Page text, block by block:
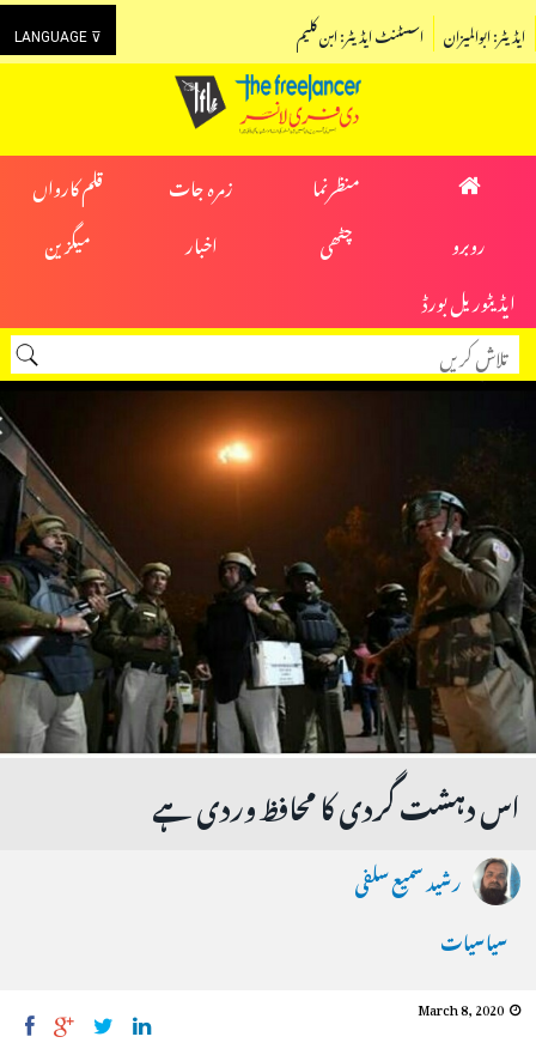
LANGUAGE ⊽ اسسٹنٹ ایڈیٹر: ابن کلیم ایڈیٹر: ابوالمیزان
منظرنما زمرہ جات
قلم کارواں
روبرو
چٹھی اخبار
میگزین
ایڈیٹوریل بورڈ
اس دہشت گردی کا محافظ وردی ہے
رشید سمیع سلفی
سیاسیات
March 8, 2020